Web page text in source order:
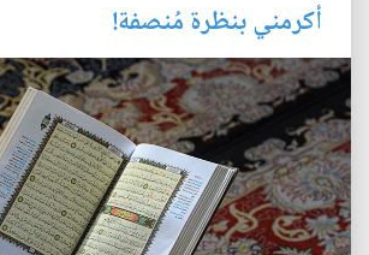
أكرمني بنظرة مُنصفة!